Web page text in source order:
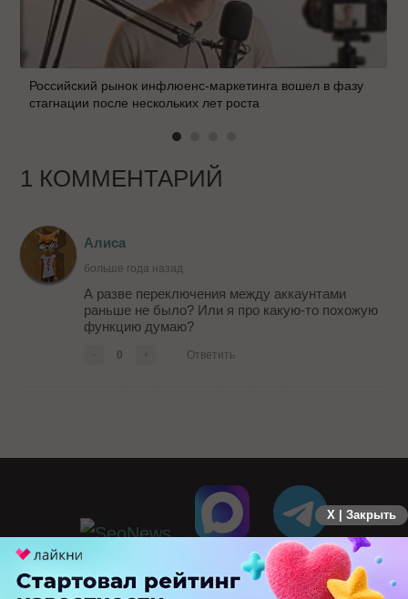
Российский рынок инфлюенс-маркетинга вошел в фазу
стагнации после нескольких лет роста
1 КОММЕНТАРИЙ
Алиса
больше года назад
А разве переключения между аккаунтами
раньше не было? Или я про какую-то похожую
функцию думаю?
0 Ответить
X | Закрыть
ПЕРЕЙТИ НА ПОЛНУЮ ВЕРСИЮ